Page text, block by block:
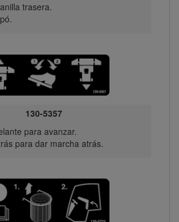
trasera.
130-5357
para avanzar.
para dar marcha atrás.